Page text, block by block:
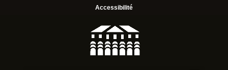
Accessibilité